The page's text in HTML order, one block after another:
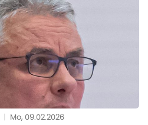
Mo, 09.02.2026